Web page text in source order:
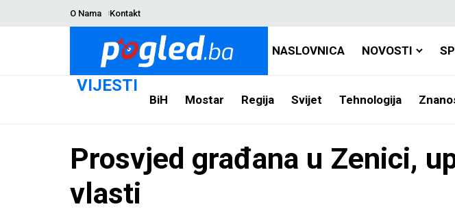
O Nama Kontakt
NASLOVNICA NOVOSTI
VIJESTI
BiH Mostar Regija Svijet Tehnologija
Prosvjed građana u Zenici,
vlasti